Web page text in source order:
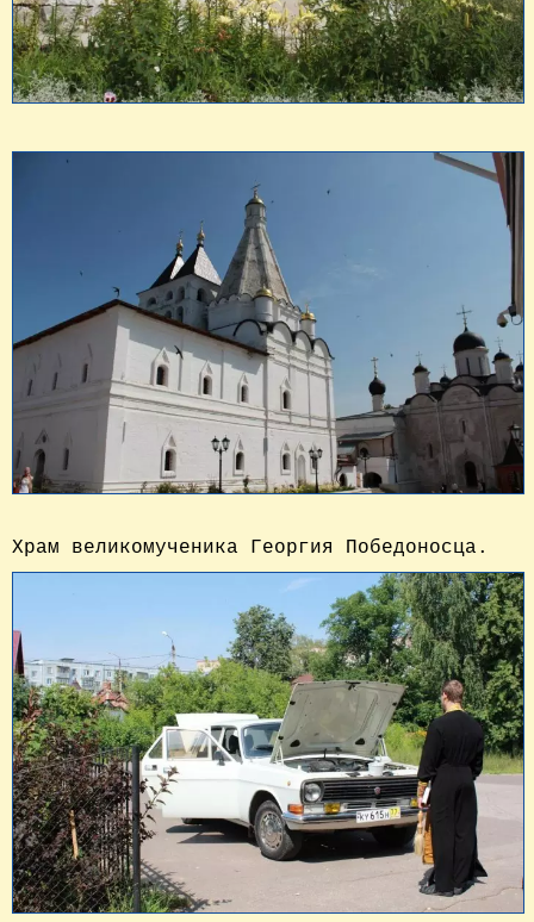
Храм великомученика Георгия Победоносца.